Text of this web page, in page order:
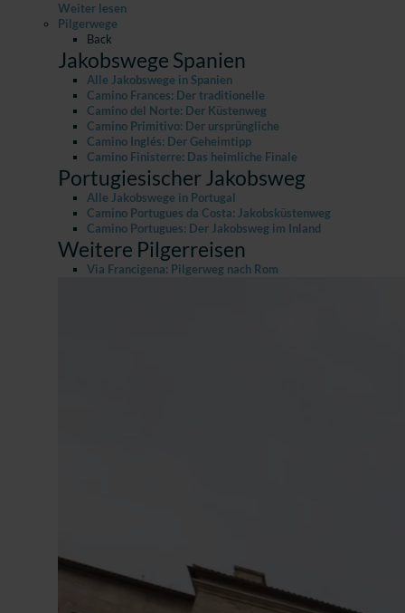
Weiter lesen
Pilgerwege
Back
Jakobswege Spanien
Alle Jakobswege in Spanien
Camino Frances: Der traditionelle
Camino del Norte: Der Küstenweg
Camino Primitivo: Der ursprüngliche
Camino Inglés: Der Geheimtipp
Camino Finisterre: Das heimliche Finale
Portugiesischer Jakobsweg
Alle Jakobswege in Portugal
Camino Portugues da Costa: Jakobsküstenweg
Camino Portugues: Der Jakobsweg im Inland
Weitere Pilgerreisen
Via Francigena: Pilgerweg nach Rom